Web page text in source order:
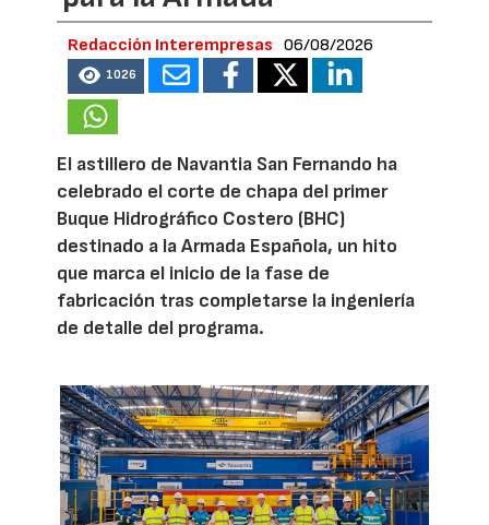
Redacción Interempresas 06/08/2026
1026
El astillero de Navantia San Fernando ha
celebrado el corte de chapa del primer
Buque Hidrográfico Costero (BHC)
destinado a la Armada Española, un hito
que marca el inicio de la fase de
fabricación tras completarse la ingeniería
de detalle del programa.